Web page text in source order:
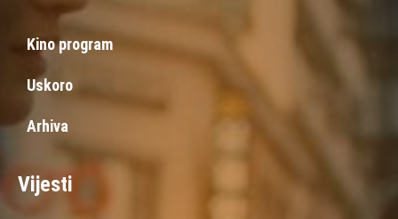
Kino program
Uskoro
Arhiva
Vijesti